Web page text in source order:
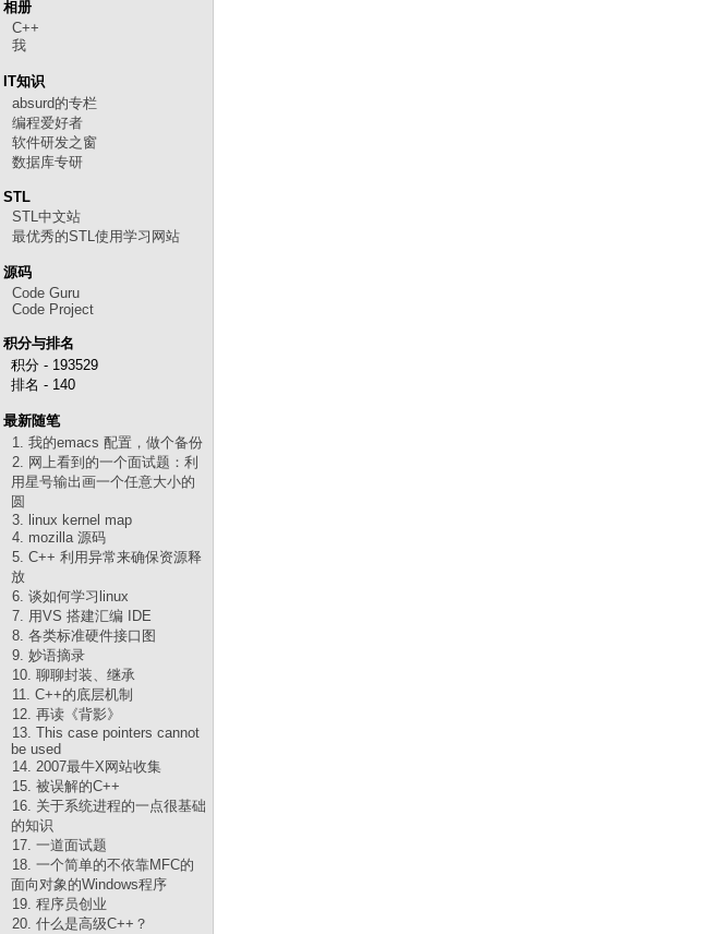
相册
C++
我
IT知识
absurd的专栏
编程爱好者
软件研发之窗
数据库专研
STL
STL中文站
最优秀的STL使用学习网站
源码
Code Guru
Code Project
积分与排名
积分 - 193529
排名 - 140
最新随笔
1. 我的emacs 配置，做个备份
2. 网上看到的一个面试题：利
用星号输出画一个任意大小的
圆
3. linux kernel map
4. mozilla 源码
5. C++ 利用异常来确保资源释
放
6. 谈如何学习linux
7. 用VS 搭建汇编 IDE
8. 各类标准硬件接口图
9. 妙语摘录
10. 聊聊封装、继承
11. C++的底层机制
12. 再读《背影》
13. This case pointers cannot
be used
14. 2007最牛X网站收集
15. 被误解的C++
16. 关于系统进程的一点很基础
的知识
17. 一道面试题
18. 一个简单的不依靠MFC的
面向对象的Windows程序
19. 程序员创业
20. 什么是高级C++？